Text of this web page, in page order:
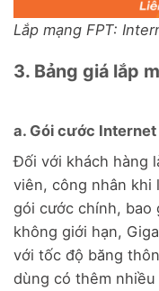
Lắp mạng FPT:
3. Bảng giá lắp
a. Gói cước
Đối với khách hàng
viên, công nhân khi
gói cước chính, bao
không giới hạn,
với tốc độ băng
dùng có thêm